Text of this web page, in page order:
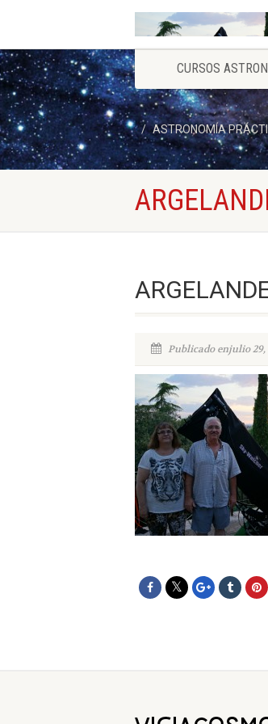
CURSOS
ASTRONOMÍA
Publicado enjulio 29,